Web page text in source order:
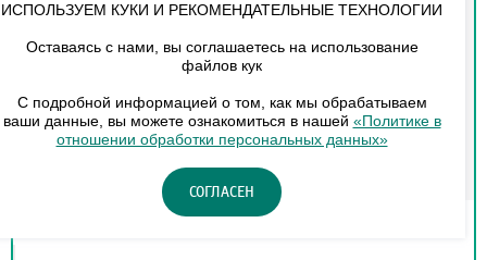
Вирус гепатита G (HGV)
кач.
ИСПОЛЬЗУЕМ КУКИ И РЕКОМЕНДАТЕЛЬНЫЕ ТЕХНОЛОГИИ
Оставаясь с нами, вы соглашаетесь на использование
файлов кук
С подробной информацией о том, как мы обрабатываем
ваши данные, вы можете ознакомиться в нашей «Политике в
отношении обработки персональных данных»
СОГЛАСЕН